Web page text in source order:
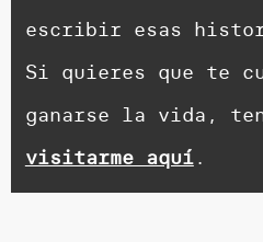
escribir esas
Si quieres que te
ganarse la vida,
visitarme aquí.